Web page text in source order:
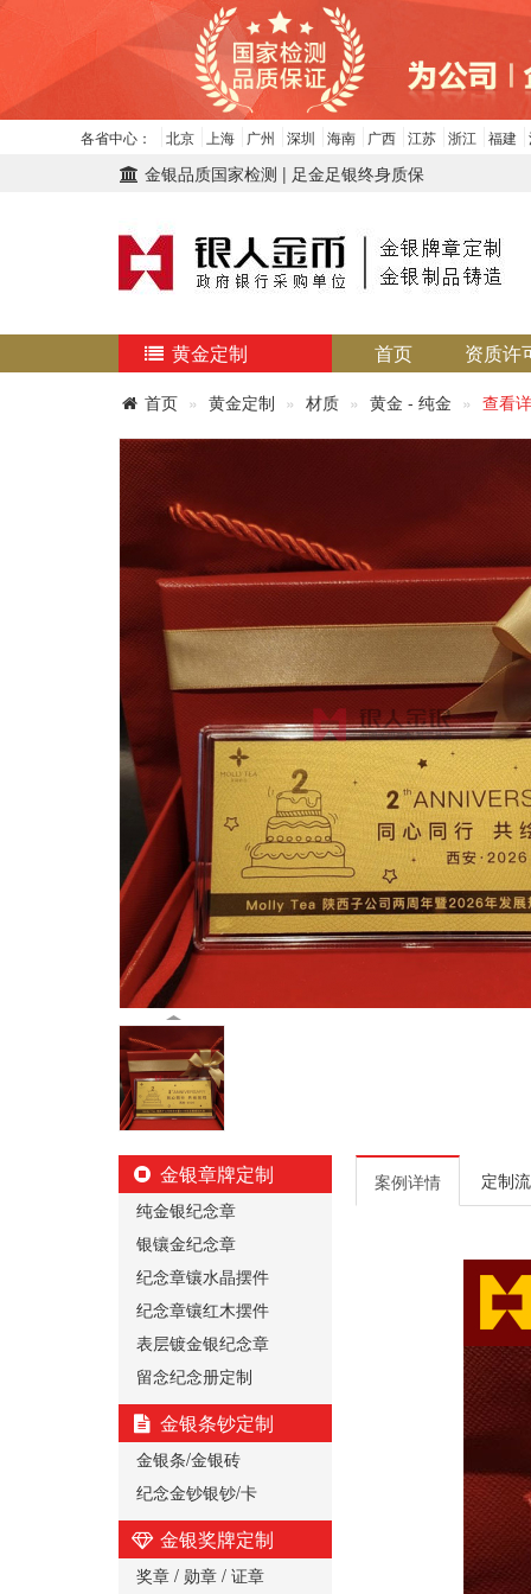
各省中心： 北京 上海 广州 深圳 海南 广西 江苏 浙江 福建
金银品质国家检测 | 足金足银终身质保
黄金定制 首页 资质许
首页 黄金定制 材质 黄金 - 纯金 查看
金银章牌定制
纯金银纪念章
银镶金纪念章
纪念章镶水晶摆件
纪念章镶红木摆件
表层镀金银纪念章
留念纪念册定制
金银条钞定制
金银条/金银砖
纪念金钞银钞/卡
金银奖牌定制
奖章 / 勋章 / 证章
案例详情 定制